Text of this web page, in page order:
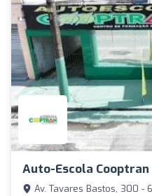
Auto-Escola Cooptran
Av. Tavares Bastos, 300 -